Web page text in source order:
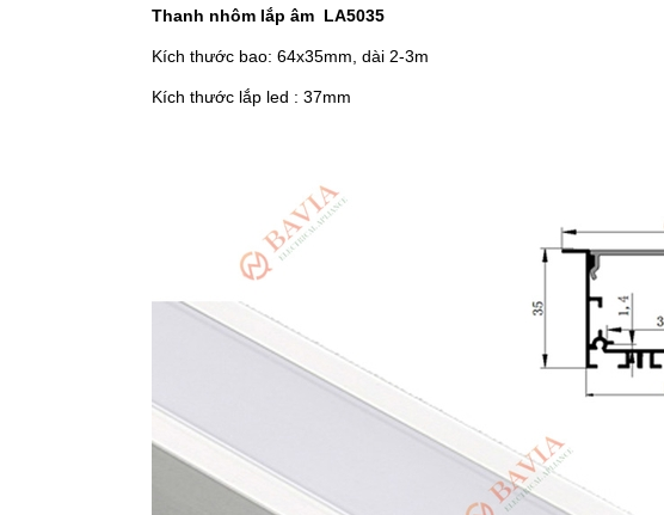
Thanh nhôm lắp âm LA5035
Kích thước bao: 64x35mm, dài 2-3m
Kích thước lắp led : 37mm